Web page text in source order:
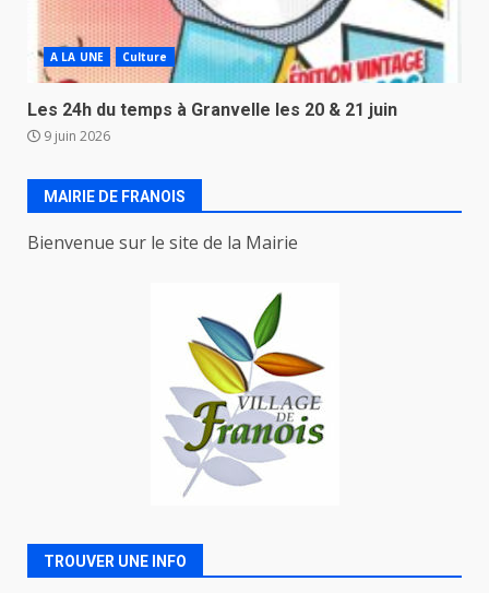
A LA UNE Culture
Les 24h du temps à Granvelle les 20 & 21 juin
9 juin 2026
MAIRIE DE FRANOIS
Bienvenue sur le site de la Mairie
TROUVER UNE INFO